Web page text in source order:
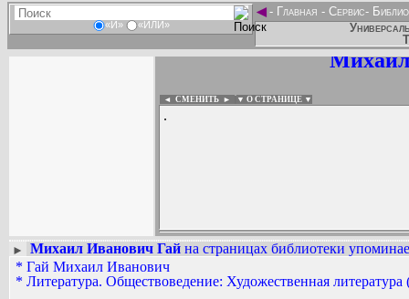
«И» «ИЛИ»
◄- Главная - Сервис-
◄ СМЕНИТЬ ► ▼ О СТРАНИЦЕ ▼
.
Вадим Ершов...
...
► Михаил Иванович Гай на страницах библиотеки
* Гай Михаил Иванович
* Литература. Обществоведение: Художественная